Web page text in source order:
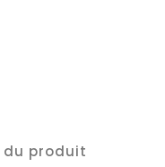
du produit